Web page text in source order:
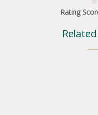
Rating